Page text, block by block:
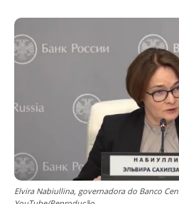
Elvira Nabiullina, governadora do Banco